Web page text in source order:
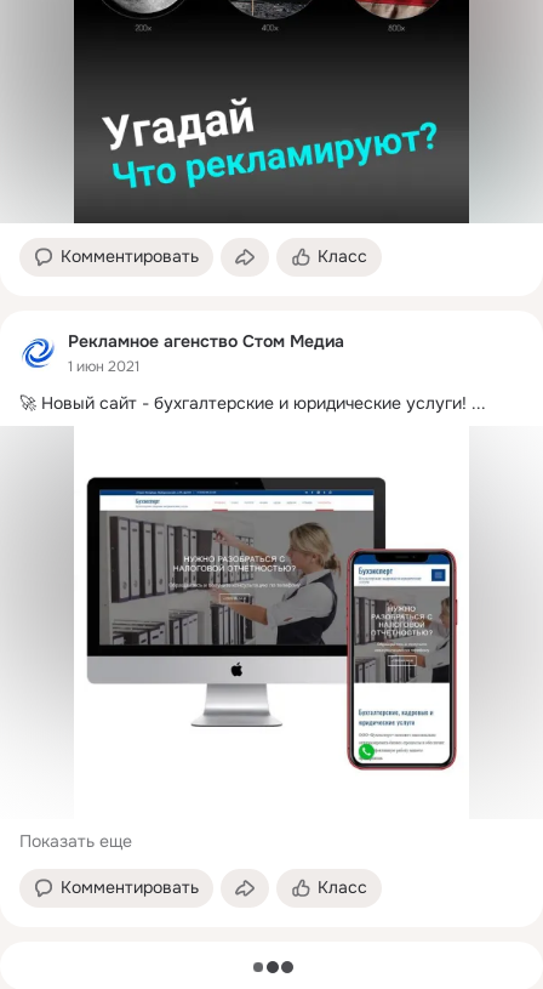
Комментировать Класс
Рекламное агенство Стом Медиа
1 июн 2021
🚀 Новый сайт - бухгалтерские и юридические услуги! ...
Показать еще
Комментировать Класс